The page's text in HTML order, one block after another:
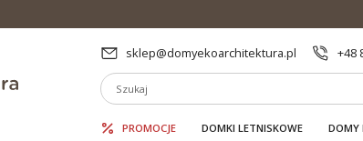
sklep@domyekoarchitektura.pl +48
PROMOCJE DOMKI LETNISKOWE DOMY